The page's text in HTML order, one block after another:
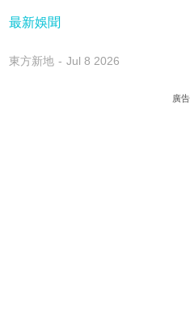
最新娛聞
東方新地 Jul 8 2026
廣告